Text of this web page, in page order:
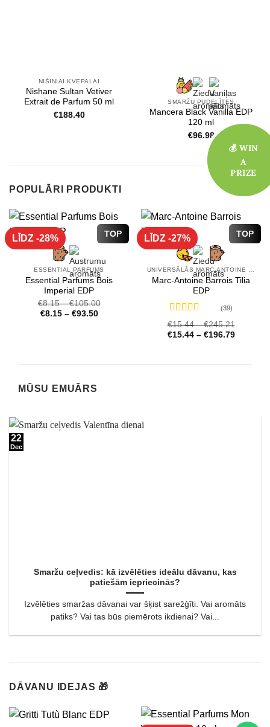
NIŠINIAI KVEPALAI
Nishane Sultan Vetiver
Extrait de Parfum 50 ml
€188.40
SMARŽU PUDELĪTES
Mancera Black Vanilla EDP
120 ml
€96.98
POPULĀRI PRODUKTI
TOP
LĪDZ -28%
ESSENTIAL PARFUMS
Essential Parfums Bois
Imperial EDP
€8.15–€105.00
€8.15– €93.50
TOP
LĪDZ -27%
Marc-Antoine Barrois Tilia
EDP
Novērtēts
ar4.72 no 5
(39)
€15.44–€245.21
€15.44– €196.79
MŪSU EMUĀRS
Smaržu ceļvedis: kā izvēlēties ideālu dāvanu, kas
patiešām iepriecinās?
Izvēlēties smaržas dāvanai var šķist sarežģīti. Vai aromāts
patiks? Vai tas būs piemērots ikdienai? Vai...
22
Dec
DĀVANU IDEJAS 🎁
💰 WIN
A
PRIZE
💰 WIN
A
PRIZE